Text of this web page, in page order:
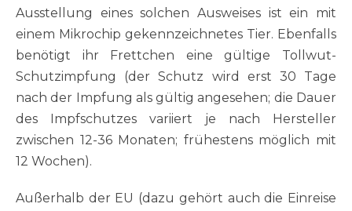
Ausstellung eines solchen Ausweises ist ein mit
einem Mikrochip gekennzeichnetes Tier. Ebenfalls
benötigt ihr Frettchen eine gültige Tollwut-
Schutzimpfung (der Schutz wird erst 30 Tage
nach der Impfung als gültig angesehen; die Dauer
des Impfschutzes variiert je nach Hersteller
zwischen 12-36 Monaten; frühestens möglich mit
12 Wochen).
Außerhalb der EU (dazu gehört auch die Einreise